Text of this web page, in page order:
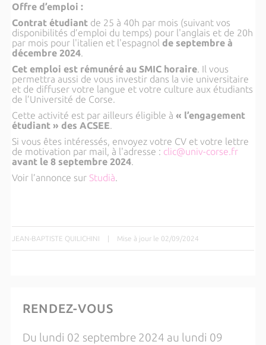
Offre d’emploi :
Contrat étudiantde 25 à 40h par mois (suivant vos
disponibilités d’emploi du temps) pour l'anglais et de 20h
par mois pour l'italien et l'espagnol de septembre à
décembre 2024.
Cet emploi est rémunéré au SMIC horaire. Il vous
permettra aussi de vous investir dans la vie universitaire
et de diffuser votre langue et votre culture aux étudiants
de l’Université de Corse.
Cette activité est par ailleurs éligible à « l’engagement
étudiant » des ACSEE.
Si vous êtes intéressés, envoyez votre CV et votre lettre
de motivation par mail, à l'adresse : clic@univ-corse.fr
avant le 8 septembre 2024.
Voir l’annonce sur Studià.
JEAN-BAPTISTE QUILICHINI | Mise à jour le 02/09/2024
RENDEZ-VOUS
Du lundi 02 septembre 2024 au lundi 09